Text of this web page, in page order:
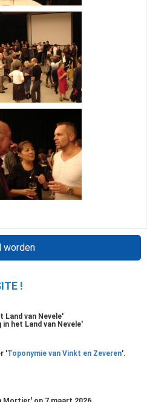
worden
!
Land van Nevele'
het Land van Nevele'
'Toponymie van Vinkt en Zeveren'.